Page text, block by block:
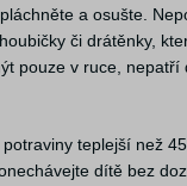
a osušte.
či drátěnky,
pouze v ruce, nepatří
teplejší než
dítě bez